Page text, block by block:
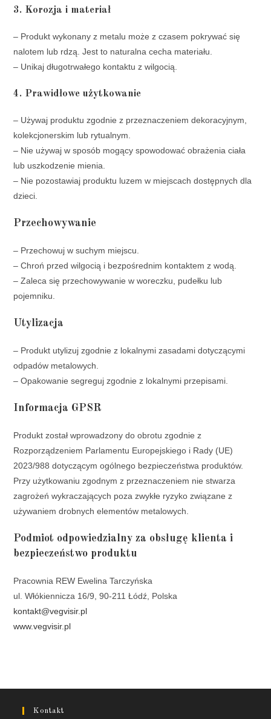
3. Korozja i materiał
– Produkt wykonany z metalu może z czasem pokrywać się
nalotem lub rdzą. Jest to naturalna cecha materiału.
– Unikaj długotrwałego kontaktu z wilgocią.
4. Prawidłowe użytkowanie
– Używaj produktu zgodnie z przeznaczeniem dekoracyjnym,
kolekcjonerskim lub rytualnym.
– Nie używaj w sposób mogący spowodować obrażenia ciała
lub uszkodzenie mienia.
– Nie pozostawiaj produktu luzem w miejscach dostępnych dla
dzieci.
Przechowywanie
– Przechowuj w suchym miejscu.
– Chroń przed wilgocią i bezpośrednim kontaktem z wodą.
– Zaleca się przechowywanie w woreczku, pudełku lub
pojemniku.
Utylizacja
– Produkt utylizuj zgodnie z lokalnymi zasadami dotyczącymi
odpadów metalowych.
– Opakowanie segreguj zgodnie z lokalnymi przepisami.
Informacja GPSR
Produkt został wprowadzony do obrotu zgodnie z
Rozporządzeniem Parlamentu Europejskiego i Rady (UE)
2023/988 dotyczącym ogólnego bezpieczeństwa produktów.
Przy użytkowaniu zgodnym z przeznaczeniem nie stwarza
zagrożeń wykraczających poza zwykłe ryzyko związane z
używaniem drobnych elementów metalowych.
Podmiot odpowiedzialny za obsługę klienta i
bezpieczeństwo produktu
Pracownia REW Ewelina Tarczyńska
ul. Włókiennicza 16/9, 90-211 Łódź, Polska
kontakt@vegvisir.pl
www.vegvisir.pl
Kontakt